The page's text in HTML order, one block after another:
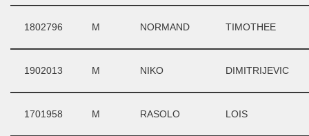
1802796 M NORMAND TIMOTHEE
1902013 M NIKO DIMITRIJEVIC
1701958 M RASOLO LOIS